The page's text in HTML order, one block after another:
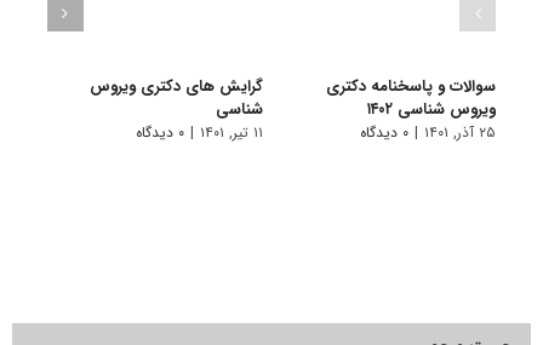
سوالات و پاسخنامه دکتری
ویروس شناسی ۱۴۰۲
۲۵ آذر, ۱۴۰۱ | ۰ دیدگاه
گرایش های دکتری وﻳﺮوس
ﺷﻨﺎسی
۱۱ تیر, ۱۴۰۱ | ۰ دیدگاه